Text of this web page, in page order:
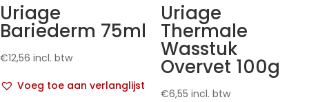
Uriage
Bariederm 75ml
€12,56 incl. btw
Voeg toe aan verlanglijst
Uriage
Thermale
Wasstuk
Overvet 100g
€6,55 incl. btw